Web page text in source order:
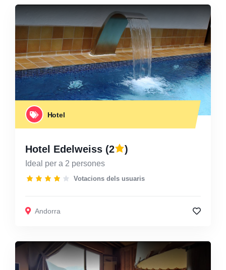
Hotel
Hotel Edelweiss (2 )
Ideal per a 2 persones
Votacions dels usuaris
Andorra